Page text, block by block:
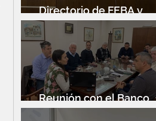
Directorio de FEBA y
Congreso de Industria
Reunión con el Banco
Santander